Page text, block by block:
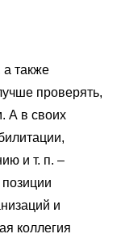
также
проверять,
А в своих
и т. п. –
и
коллегия